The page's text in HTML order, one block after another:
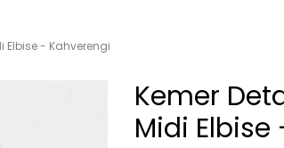
Elbise - Kahverengi
Kemer
Midi